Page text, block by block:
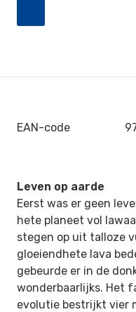
EAN-code
Leven op aarde
Eerst was er geen
hete planeet vol
stegen op uit talloze
gloeiendhete lava
gebeurde er in de
wonderbaarlijks. Het
evolutie bestrijkt vier